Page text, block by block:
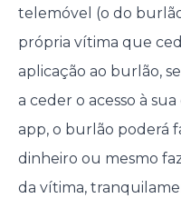
telemóvel (o do
própria vítima que
aplicação ao burlão,
a ceder o acesso à
app, o burlão poderá
dinheiro ou mesmo
da vítima,